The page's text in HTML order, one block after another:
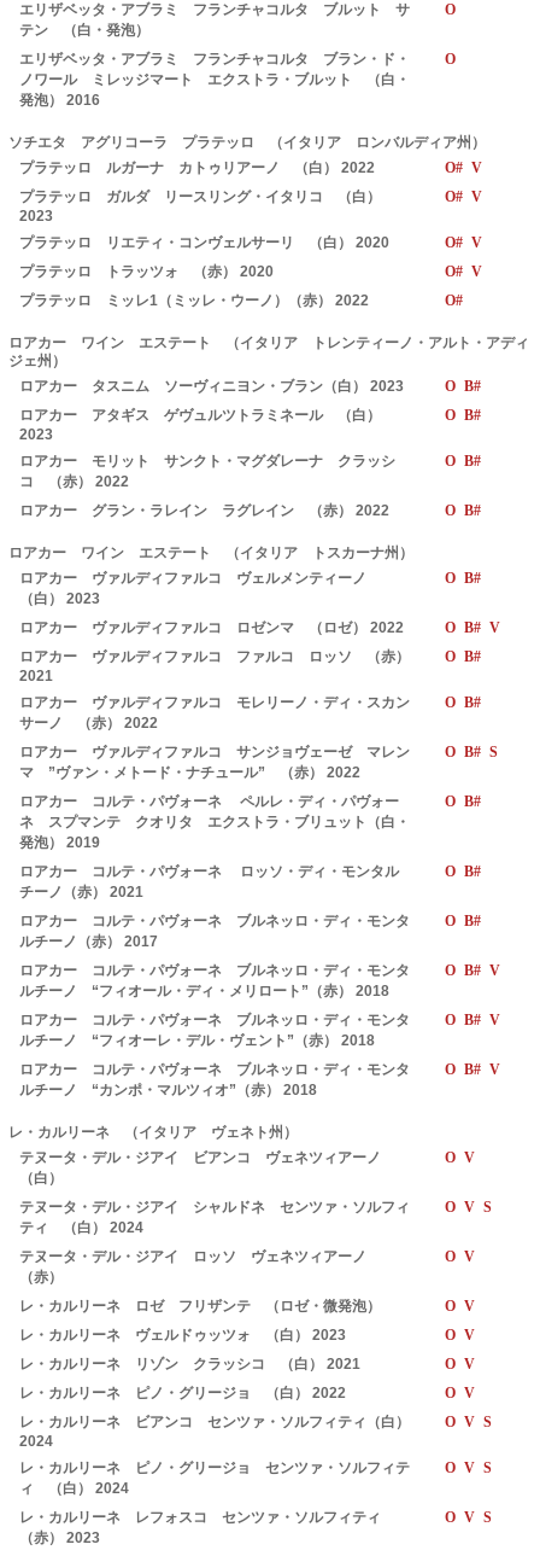
エリザベッタ・アブラミ フランチャコルタ ブルット サ
テン （白・発泡）
O
エリザベッタ・アブラミ フランチャコルタ ブラン・ド・
ノワール ミレッジマート エクストラ・ブルット （白・
発泡） 2016
O
ソチエタ アグリコーラ プラテッロ （イタリア ロンバルディア州）
プラテッロ ルガーナ カトゥリアーノ （白） 2022
O# V
プラテッロ ガルダ リースリング・イタリコ （白）
2023
O# V
プラテッロ リエティ・コンヴェルサーリ （白） 2020
O# V
プラテッロ トラッツォ （赤） 2020
O# V
プラテッロ ミッレ1（ミッレ・ウーノ）（赤） 2022
O#
ロアカー ワイン エステート （イタリア トレンティーノ・アルト・アディ
ジェ州）
ロアカー タスニム ソーヴィニヨン・ブラン（白） 2023
O B#
ロアカー アタギス ゲヴュルツトラミネール （白）
2023
O B#
ロアカー モリット サンクト・マグダレーナ クラッシ
コ （赤） 2022
O B#
ロアカー グラン・ラレイン ラグレイン （赤） 2022 O B#
ロアカー ワイン エステート （イタリア トスカーナ州）
ロアカー ヴァルディファルコ ヴェルメンティーノ
（白） 2023
O B#
ロアカー ヴァルディファルコ ロゼンマ （ロゼ） 2022
O B# V
ロアカー ヴァルディファルコ ファルコ ロッソ （赤）
2021
O B#
ロアカー ヴァルディファルコ モレリーノ・ディ・スカン
サーノ （赤） 2022
O B#
ロアカー ヴァルディファルコ サンジョヴェーゼ マレン
マ ”ヴァン・メトード・ナチュール” （赤） 2022
O B# S
ロアカー コルテ・パヴォーネ ペルレ・ディ・パヴォー
ネ スプマンテ クオリタ エクストラ・ブリュット（白・
発泡） 2019
O B#
ロアカー コルテ・パヴォーネ ロッソ・ディ・モンタル
チーノ（赤） 2021
O B#
ロアカー コルテ・パヴォーネ ブルネッロ・ディ・モンタ
ルチーノ（赤） 2017
O B#
ロアカー コルテ・パヴォーネ ブルネッロ・ディ・モンタ
ルチーノ “フィオール・ディ・メリロート”（赤） 2018
O B# V
ロアカー コルテ・パヴォーネ ブルネッロ・ディ・モンタ
ルチーノ “フィオーレ・デル・ヴェント”（赤） 2018
O B# V
ロアカー コルテ・パヴォーネ ブルネッロ・ディ・モンタ
ルチーノ “カンポ・マルツィオ”（赤） 2018
O B# V
レ・カルリーネ （イタリア ヴェネト州）
テヌータ・デル・ジアイ ビアンコ ヴェネツィアーノ
（白）
O V
テヌータ・デル・ジアイ シャルドネ センツァ・ソルフィ
ティ （白） 2024
O V S
テヌータ・デル・ジアイ ロッソ ヴェネツィアーノ
（赤）
O V
レ・カルリーネ ロゼ フリザンテ （ロゼ・微発泡）
O V
レ・カルリーネ ヴェルドゥッツォ （白） 2023
O V
レ・カルリーネ リゾン クラッシコ （白） 2021
O V
レ・カルリーネ ピノ・グリージョ （白） 2022
O V
レ・カルリーネ ビアンコ センツァ・ソルフィティ（白）
2024
O V S
レ・カルリーネ ピノ・グリージョ センツァ・ソルフィテ
ィ （白） 2024
O V S
レ・カルリーネ レフォスコ センツァ・ソルフィティ
（赤） 2023
O V S